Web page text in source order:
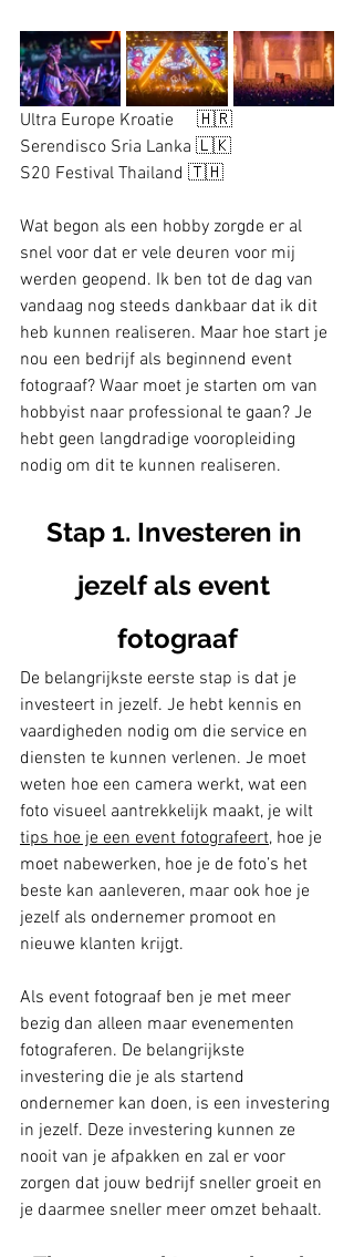
Ultra Europe Kroatie	🇭🇷
Serendisco Sria Lanka 🇱🇰
S20 Festival Thailand 🇹🇭
Wat begon als een hobby zorgde er al
snel voor dat er vele deuren voor mij
werden geopend. Ik ben tot de dag van
vandaag nog steeds dankbaar dat ik dit
heb kunnen realiseren. Maar hoe start je
nou een bedrijf als beginnend event
fotograaf? Waar moet je starten om van
hobbyist naar professional te gaan? Je
hebt geen langdradige vooropleiding
nodig om dit te kunnen realiseren.
Stap 1. Investeren in
jezelf als event
fotograaf
De belangrijkste eerste stap is dat je
investeert in jezelf. Je hebt kennis en
vaardigheden nodig om die service en
diensten te kunnen verlenen. Je moet
weten hoe een camera werkt, wat een
foto visueel aantrekkelijk maakt, je wilt
tips hoe je een event fotografeert, hoe je
moet nabewerken, hoe je de foto’s het
beste kan aanleveren, maar ook hoe je
jezelf als ondernemer promoot en
nieuwe klanten krijgt.
Als event fotograaf ben je met meer
bezig dan alleen maar evenementen
fotograferen. De belangrijkste
investering die je als startend
ondernemer kan doen, is een investering
in jezelf. Deze investering kunnen ze
nooit van je afpakken en zal er voor
zorgen dat jouw bedrijf sneller groeit en
je daarmee sneller meer omzet behaalt.